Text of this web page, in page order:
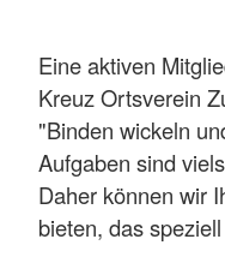
Eine aktiven
Kreuz Ortsverein
"Binden wickeln
Aufgaben sind
Daher können wir
bieten, das